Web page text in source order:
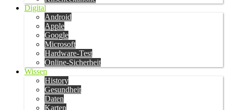
Digital
Android
Apple
Google
Microsoft
Hardware-Test
Online-Sicherheit
Wissen
History
Gesundheit
Daten
Karten